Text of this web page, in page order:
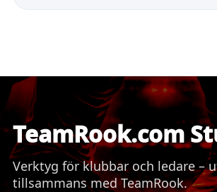
TeamRook.com
Verktyg för klubbar och ledare –
tillsammans med TeamRook.